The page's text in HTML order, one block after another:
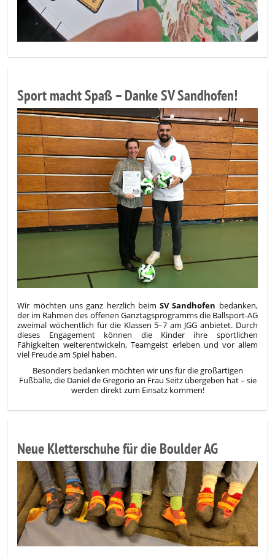
Sport macht Spaß – Danke SV Sandhofen!
Wir möchten uns ganz herzlich beimSV Sandhofen bedanken,
der im Rahmen des offenen Ganztagsprogramms die Ballsport-AG
zweimal wöchentlich für die Klassen 5–7 am JGG anbietet. Durch
dieses Engagement können die Kinder ihre sportlichen
Fähigkeiten weiterentwickeln, Teamgeist erleben und vor allem
viel Freude am Spiel haben.
Besonders bedanken möchten wir uns für die großartigen
Fußbälle, die Daniel de Gregorio an Frau Seitz übergeben hat – sie
werden direkt zum Einsatz kommen!
Neue Kletterschuhe für die Boulder AG